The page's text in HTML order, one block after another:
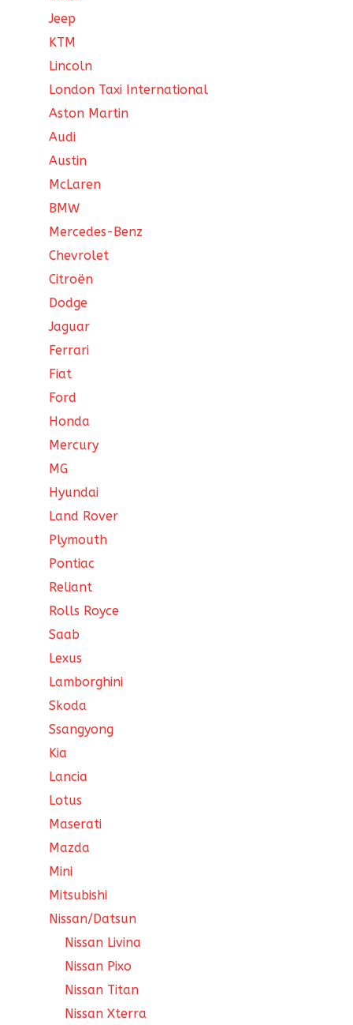
Jeep
KTM
Lincoln
London Taxi International
Aston Martin
Audi
Austin
McLaren
BMW
Mercedes-Benz
Chevrolet
Citroën
Dodge
Jaguar
Ferrari
Fiat
Ford
Honda
Mercury
MG
Hyundai
Land Rover
Plymouth
Pontiac
Reliant
Rolls Royce
Saab
Lexus
Lamborghini
Skoda
Ssangyong
Kia
Lancia
Lotus
Maserati
Mazda
Mini
Mitsubishi
Nissan/Datsun
Nissan Livina
Nissan Pixo
Nissan Titan
Nissan Xterra